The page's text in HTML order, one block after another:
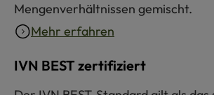
Mengenverhältnissen gemischt.
Mehr erfahren
IVN BEST zertifiziert